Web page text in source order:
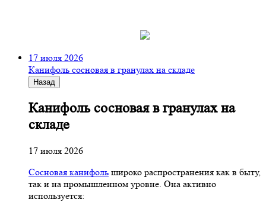
17 июля 2026
Канифоль сосновая в гранулах на складе
Назад
Канифоль сосновая в гранулах на
складе
17 июля 2026
Сосновая канифоль широко распространения как в быту,
так и на промышленном уровне. Она активно
используется: